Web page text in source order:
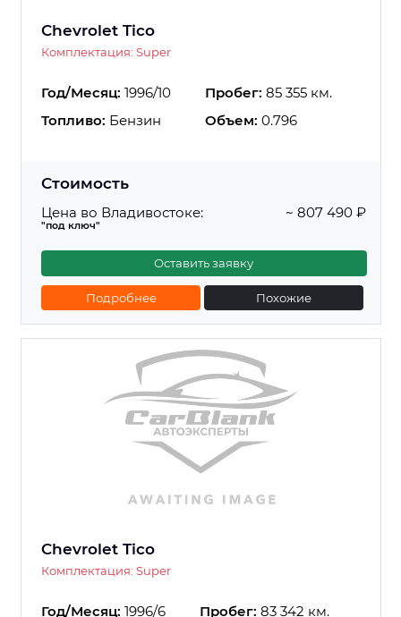
Chevrolet Tico
Комплектация: Super
Год/Месяц: 1996/10 Пробег: 85 355 км.
Топливо: Бензин Объем: 0.796
Стоимость
Цена во Владивостоке:
"под ключ"
~ 807 490 ₽
Оставить заявку
Подробнее Похожие
Chevrolet Tico
Комплектация: Super
Год/Месяц: 1996/6 Пробег: 83 342 км.